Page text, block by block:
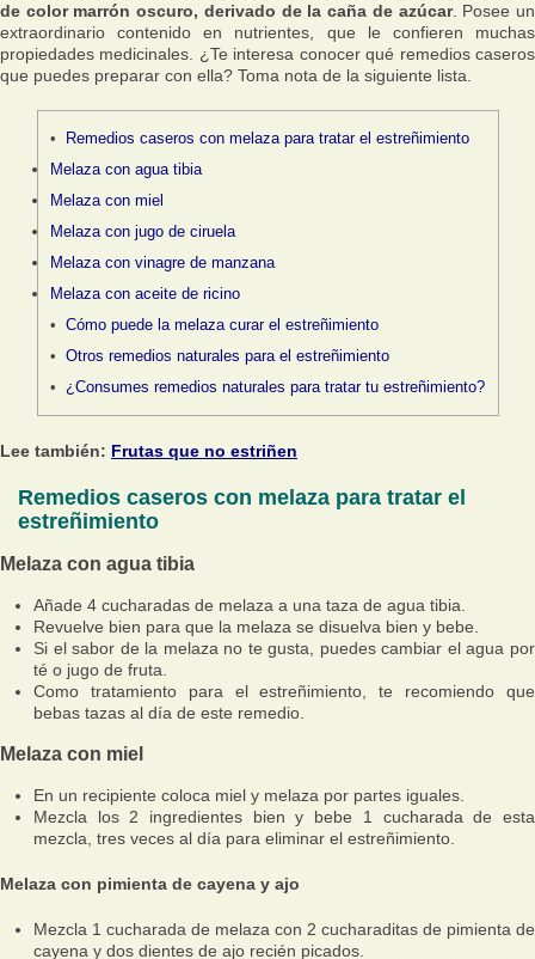
de color marrón oscuro, derivado de la caña de azúcar. Posee un
extraordinario contenido en nutrientes, que le confieren muchas
propiedades medicinales. ¿Te interesa conocer qué remedios caseros
que puedes preparar con ella? Toma nota de la siguiente lista.
Remedios caseros con melaza para tratar el estreñimiento
Melaza con agua tibia
Melaza con miel
Melaza con jugo de ciruela
Melaza con vinagre de manzana
Melaza con aceite de ricino
Cómo puede la melaza curar el estreñimiento
Otros remedios naturales para el estreñimiento
¿Consumes remedios naturales para tratar tu estreñimiento?
Lee también: Frutas que no estriñen
Remedios caseros con melaza para tratar el
estreñimiento
Melaza con agua tibia
Añade 4 cucharadas de melaza a una taza de agua tibia.
Revuelve bien para que la melaza se disuelva bien y bebe.
Si el sabor de la melaza no te gusta, puedes cambiar el agua por
té o jugo de fruta.
Como tratamiento para el estreñimiento, te recomiendo que
bebas tazas al día de este remedio.
Melaza con miel
En un recipiente coloca miel y melaza por partes iguales.
Mezcla los 2 ingredientes bien y bebe 1 cucharada de esta
mezcla, tres veces al día para eliminar el estreñimiento.
Melaza con pimienta de cayena y ajo
Mezcla 1 cucharada de melaza con 2 cucharaditas de pimienta de
cayena y dos dientes de ajo recién picados.